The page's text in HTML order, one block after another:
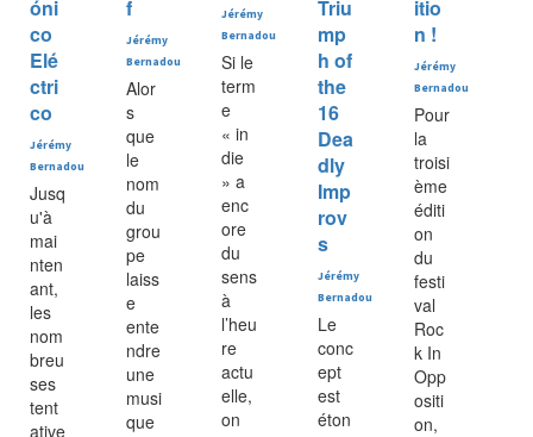
óni
co
Elé
ctri
co
Jérémy
Bernadou
Jusq
u'à
mai
nten
ant,
les
nom
breu
ses
tent
ative
f
Jérémy
Bernadou
Alor
s
que
le
nom
du
grou
pe
laiss
e
ente
ndre
une
musi
que
Jérémy
Bernadou
Si le
term
e
« in
die
» a
enc
ore
du
sens
à
l’heu
re
actu
elle,
on
Triu
mp
h of
the
16
Dea
dly
Imp
rov
s
Jérémy
Bernadou
Le
conc
ept
est
éton
itio
n !
Jérémy
Bernadou
Pour
la
troisi
ème
éditi
on
du
festi
val
Roc
k In
Opp
ositi
on,